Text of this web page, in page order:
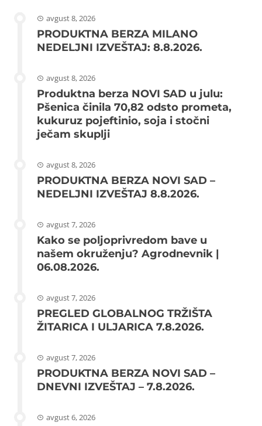
avgust 8, 2026
PRODUKTNA BERZA MILANO
NEDELJNI IZVEŠTAJ: 8.8.2026.
avgust 8, 2026
Produktna berza NOVI SAD u julu:
Pšenica činila 70,82 odsto prometa,
kukuruz pojeftinio, soja i stočni
ječam skuplji
avgust 8, 2026
PRODUKTNA BERZA NOVI SAD –
NEDELJNI IZVEŠTAJ 8.8.2026.
avgust 7, 2026
Kako se poljoprivredom bave u
našem okruženju? Agrodnevnik |
06.08.2026.
avgust 7, 2026
PREGLED GLOBALNOG TRŽIŠTA
ŽITARICA I ULJARICA 7.8.2026.
avgust 7, 2026
PRODUKTNA BERZA NOVI SAD –
DNEVNI IZVEŠTAJ – 7.8.2026.
avgust 6, 2026